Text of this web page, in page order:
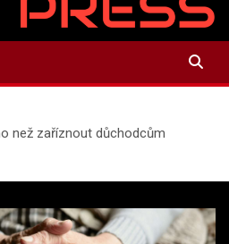
zpravodajství
než zaříznout důchodcům